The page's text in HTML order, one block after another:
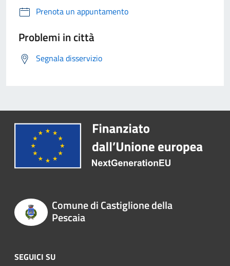
Prenota un appuntamento
Problemi in città
Segnala disservizio
Comune di Castiglione della
Pescaia
SEGUICI SU